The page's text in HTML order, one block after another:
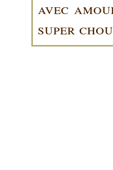
avec
super